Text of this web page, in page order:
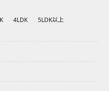
4LDK 5LDK以上